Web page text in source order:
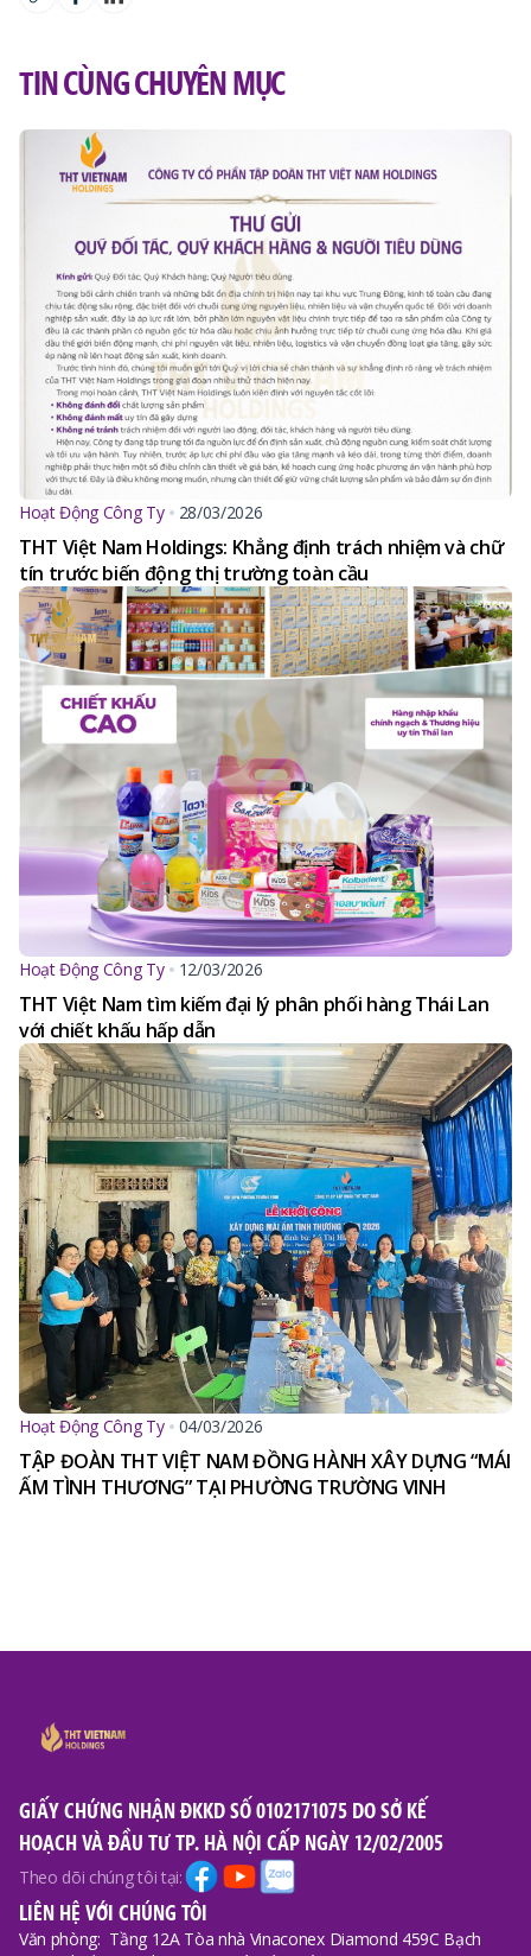
TIN CÙNG CHUYÊN MỤC
Hoạt Động Công Ty 28/03/2026
THT Việt Nam Holdings: Khẳng định trách nhiệm và chữ
tín trước biến động thị trường toàn cầu
Hoạt Động Công Ty 12/03/2026
THT Việt Nam tìm kiếm đại lý phân phối hàng Thái Lan
với chiết khấu hấp dẫn
Hoạt Động Công Ty 04/03/2026
TẬP ĐOÀN THT VIỆT NAM ĐỒNG HÀNH XÂY DỰNG “MÁI
ẤM TÌNH THƯƠNG” TẠI PHƯỜNG TRƯỜNG VINH
GIẤY CHỨNG NHẬN ĐKKD SỐ 0102171075 DO SỞ KẾ
HOẠCH VÀ ĐẦU TƯ TP. HÀ NỘI CẤP NGÀY 12/02/2005
Theo dõi chúng tôi tại:
LIÊN HỆ VỚI CHÚNG TÔI
Văn phòng: Tầng 12A Tòa nhà Vinaconex Diamond 459C Bạch